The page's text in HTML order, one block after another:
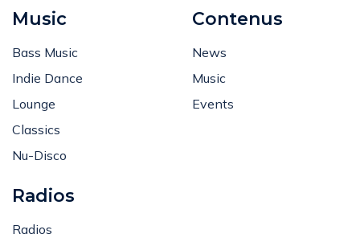
Music
Bass Music
Indie Dance
Lounge
Classics
Nu-Disco
Contenus
News
Music
Events
Radios
Radios